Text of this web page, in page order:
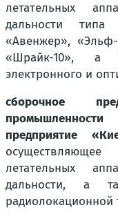
летательных
дальности типа
«Авенжер»,
«Шрайк-10», а
электронного и
сборочное
предприятие
летательных
дальности, а
радиолокационной